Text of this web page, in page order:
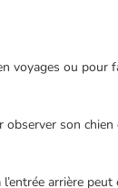
voyages ou pour
observer son
arrière peut